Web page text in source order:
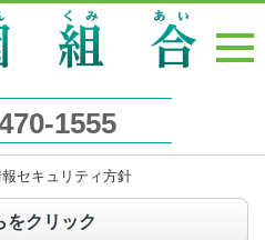
1555
セキュリティ方針
をクリック